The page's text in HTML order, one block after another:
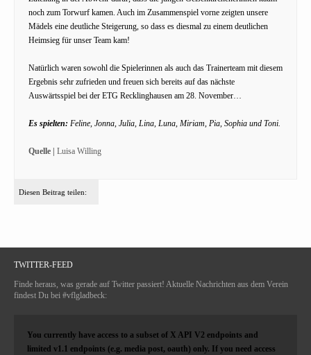
noch zum Torwurf kamen. Auch im Zusammenspiel vorne zeigten unsere
Mädels eine deutliche Steigerung, so dass es diesmal zu einem deutlichen
Heimsieg für unser Team kam!
Natürlich waren sowohl die Spielerinnen als auch das Trainerteam mit diesem
Ergebnis sehr zufrieden und freuen sich bereits auf das nächste
Auswärtsspiel bei der ETG Recklinghausen am 28. November…
Es spielten: Feline, Jonna, Julia, Lina, Luna, Miriam, Pia, Sophia und Toni.
Quelle | Luisa Willing
Diesen Beitrag teilen:
TWITTER-FEED
Finde heraus, was gerade auf Twitter passiert! Aktuelle Nachrichten aus dem Verein
findest Du bei #vflgladbeck:
You currently have access to a subset of X API V2 endpoints and
limited v1.1 endpoints (e.g. media post, oauth) only. If you need access